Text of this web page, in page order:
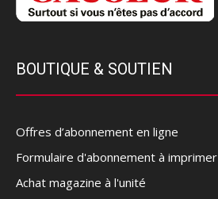
BOUTIQUE & SOUTIEN
Offres d’abonnement en ligne
Formulaire d'abonnement à imprimer
Achat magazine à l'unité